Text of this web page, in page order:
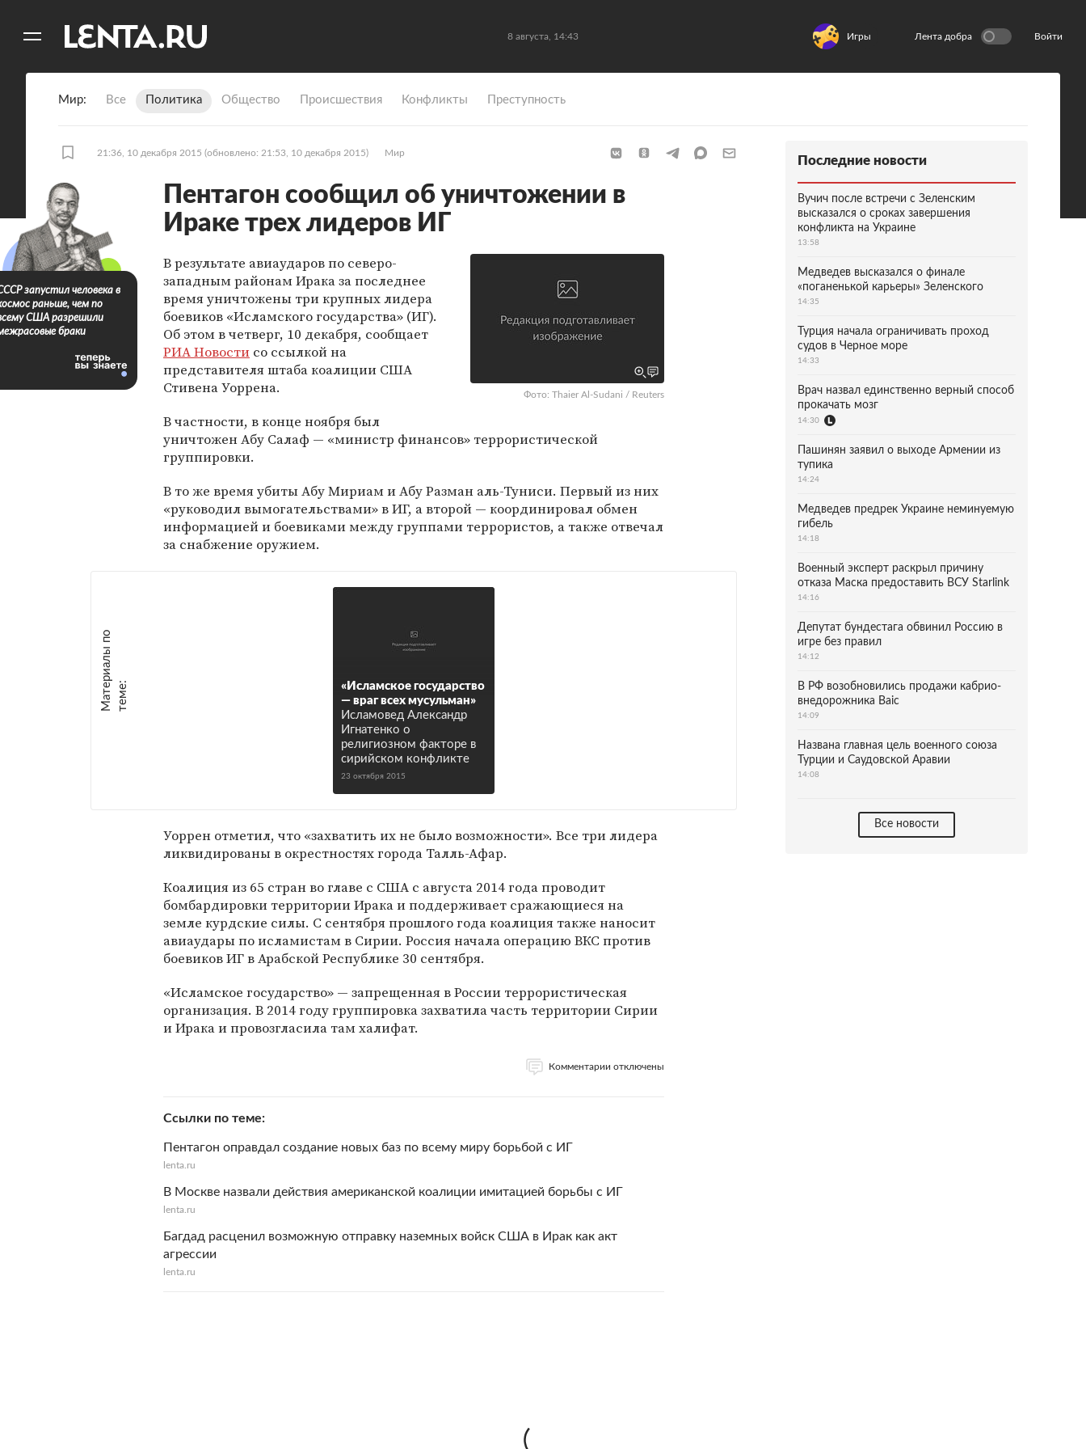
8 августа, 14:43 Игры Лента добра Войти
Мир Все Политика Общество Происшествия Конфликты Преступность
21:36, 10 декабря 2015 (обновлено: 21:53, 10 декабря 2015) Мир
Пентагон сообщил об уничтожении в
Ираке трех лидеров ИГ
Фото: Thaier Al-Sudani / Reuters
В результате авиаударов по северо-
западным районам Ирака за последнее
время уничтожены три крупных лидера
боевиков «Исламского государства» (ИГ).
Об этом в четверг, 10 декабря, сообщает
РИА Новости со ссылкой на
представителя штаба коалиции США
Стивена Уоррена.
В частности, в конце ноября был
уничтожен Абу Салаф — «министр финансов» террористической
группировки.
В то же время убиты Абу Мириам и Абу Разман аль-Туниси. Первый из них
«руководил вымогательствами» в ИГ, а второй — координировал обмен
информацией и боевиками между группами террористов, а также отвечал
за снабжение оружием.
М
а
т е
р
и
а
л
ы
п
о
т
е
м
е :
«Исламское государство
— враг всех мусульман»
Исламовед Александр
Игнатенко о
религиозном факторе в
сирийском конфликте
23 октября 2015
Уоррен отметил, что «захватить их не было возможности». Все три лидера
ликвидированы в окрестностях города Талль-Афар.
Коалиция из 65 стран во главе с США с августа 2014 года проводит
бомбардировки территории Ирака и поддерживает сражающиеся на
земле курдские силы. С сентября прошлого года коалиция также наносит
авиаудары по исламистам в Сирии. Россия начала операцию ВКС против
боевиков ИГ в Арабской Республике 30 сентября.
«Исламское государство» — запрещенная в России террористическая
организация. В 2014 году группировка захватила часть территории Сирии
и Ирака и провозгласила там халифат.
Комментарии отключены
Ссылки по теме
Пентагон оправдал создание новых баз по всему миру борьбой с ИГ
lenta.ru
В Москве назвали действия американской коалиции имитацией борьбы с ИГ
lenta.ru
Багдад расценил возможную отправку наземных войск США в Ирак как акт
агрессии
lenta.ru
запустил человека в
раньше, чем по
США разрешили
браки
Последние новости
Вучич после встречи с Зеленским
высказался о сроках завершения
конфликта на Украине
13:58
Медведев высказался о финале
«поганенькой карьеры» Зеленского
14:35
Турция начала ограничивать проход
судов в Черное море
14:33
Врач назвал единственно верный способ
прокачать мозг
14:30
Пашинян заявил о выходе Армении из
тупика
14:24
Медведев предрек Украине неминуемую
гибель
14:18
Военный эксперт раскрыл причину
отказа Маска предоставить ВСУ Starlink
14:16
Депутат бундестага обвинил Россию в
игре без правил
14:12
В РФ возобновились продажи кабрио-
внедорожника Baic
14:09
Названа главная цель военного союза
Турции и Саудовской Аравии
14:08
Все новости